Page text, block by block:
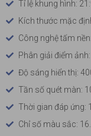
Tỉ lệ khung hình:
Kích thước mặc
Công nghệ tấm
Phân giải điểm
Độ sáng hiển thị:
Tần số quét màn:
Thời gian đáp ứng:
Chỉ số màu sắc: